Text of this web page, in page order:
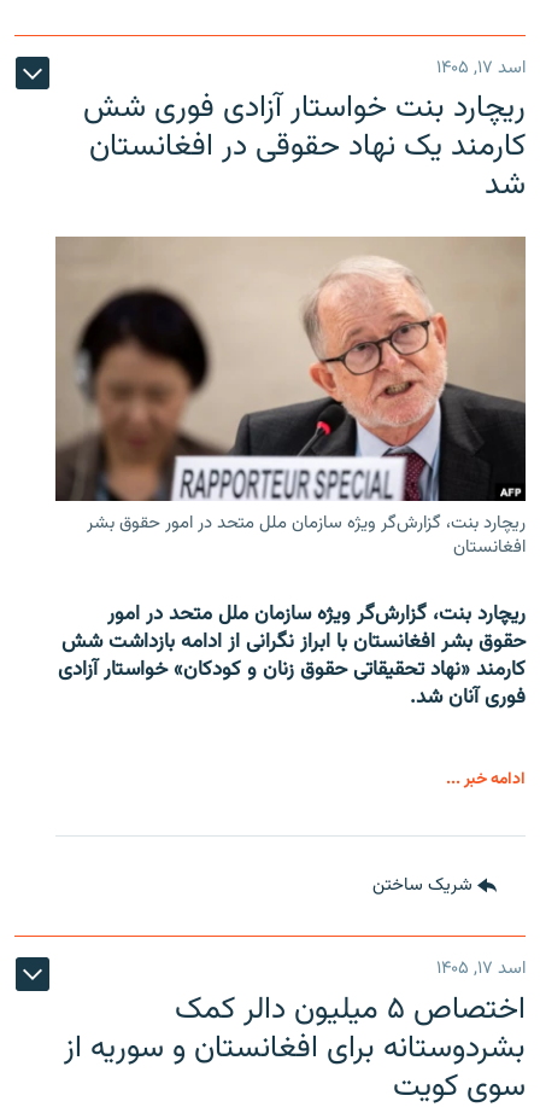
اسد ۱۷, ۱۴۰۵
ریچارد بنت خواستار آزادی فوری شش
کارمند یک نهاد حقوقی در افغانستان
شد
ریچارد بنت، گزارش‌گر ویژه سازمان ملل متحد در امور حقوق بشر
افغانستان
ریچارد بنت، گزارش‌گر ویژه سازمان ملل متحد در امور
حقوق بشر افغانستان با ابراز نگرانی از ادامه بازداشت شش
کارمند «نهاد تحقیقاتی حقوق زنان و کودکان» خواستار آزادی
فوری آنان شد.
ادامه خبر ...
شریک ساختن
اسد ۱۷, ۱۴۰۵
اختصاص ۵ میلیون دالر کمک
بشردوستانه برای افغانستان و سوریه از
سوی کویت